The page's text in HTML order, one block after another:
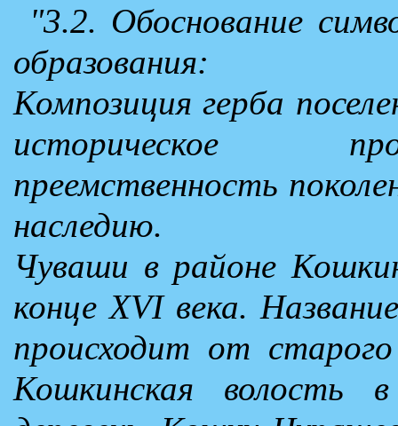
"3.2. Обоснование
образования:
Композиция герба
историческое
преемственность
наследию.
Чуваши в районе
конце XVI века.
происходит от
Кошкинская волость